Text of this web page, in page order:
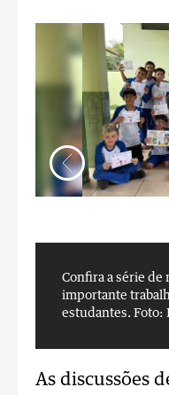
Confira a série de
importante
estudantes. Foto:
As discussões